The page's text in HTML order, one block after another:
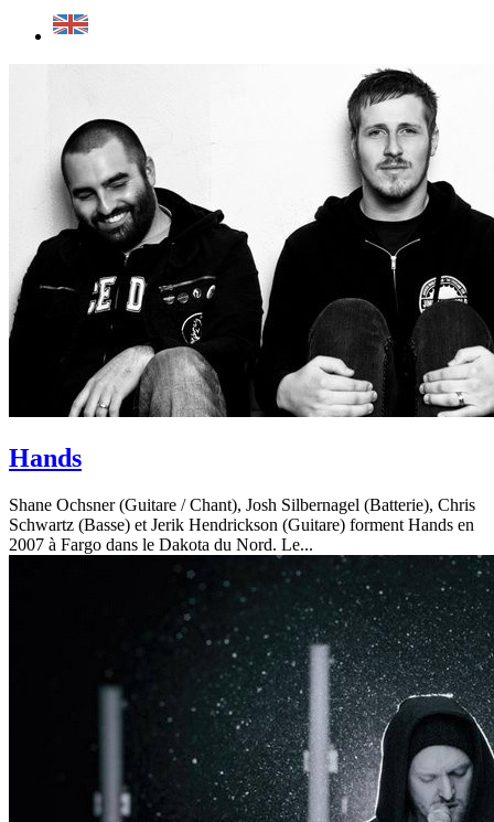
Hands
Shane Ochsner (Guitare / Chant), Josh Silbernagel (Batterie), Chris
Schwartz (Basse) et Jerik Hendrickson (Guitare) forment Hands en
2007 à Fargo dans le Dakota du Nord. Le...